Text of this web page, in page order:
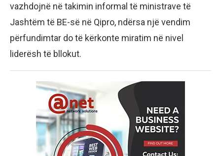
vazhdojnë në takimin informal të ministrave të
Jashtëm të BE-së në Qipro, ndërsa një vendim
përfundimtar do të kërkonte miratim në nivel
liderësh të bllokut.